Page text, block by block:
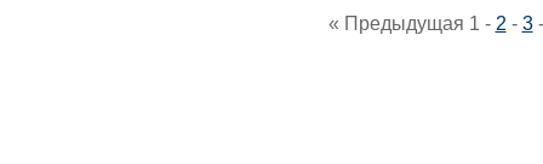
« Предыдущая 1 - 2 - 3